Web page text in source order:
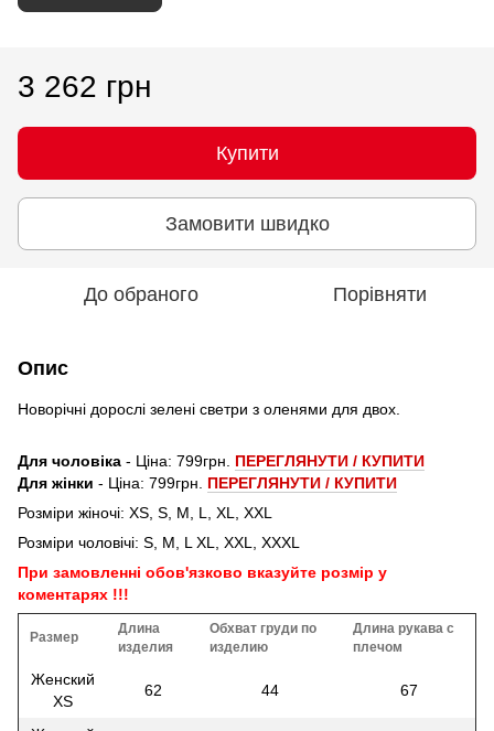
3 262 грн
Купити
Замовити швидко
До обраного Порівняти
Опис
Новорічні дорослі зелені светри з оленями для двох.
Для чоловіка - Ціна: 799грн. ПЕРЕГЛЯНУТИ / КУПИТИ
Для жінки - Ціна: 799грн. ПЕРЕГЛЯНУТИ / КУПИТИ
Розміри жіночі: XS, S, M, L, XL, XXL
Розміри чоловічі: S, M, L XL, XXL, XXXL
При замовленні обов'язково вказуйте розмір у
коментарях !!!
Размер
Длина
изделия
Обхват груди по
изделию
Длина рукава с
плечом
Женский
XS
62 44 67